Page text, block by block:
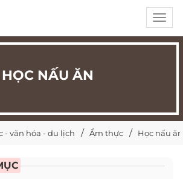
HỌC NẤU ĂN
- văn hóa - du lịch Ẩm thực Học nấu ăn